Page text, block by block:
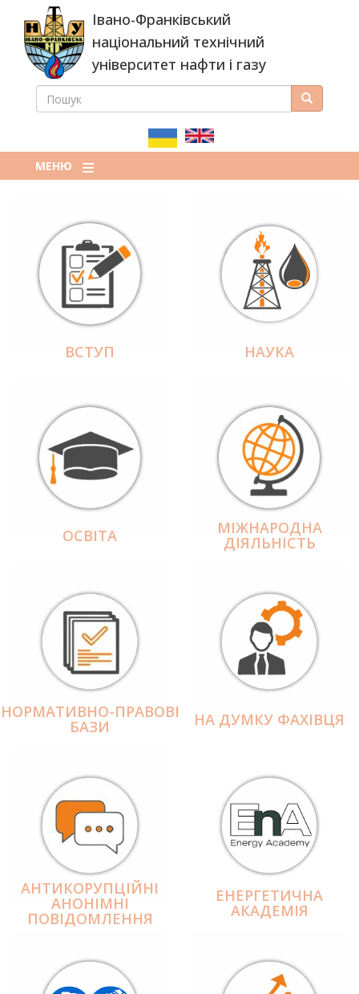
основного
вмісту
Івано-Франківський
національний технічний
університет нафти і газу
ПОШУКОВА
ПОШУК Пошук
МЕНЮ
ВСТУП НАУКА
ОСВІТА МІЖНАРОДНА
ДІЯЛЬНІCТЬ
НОРМАТИВНО-ПРАВОВІ
БАЗИ НА ДУМКУ ФАХІВЦЯ
АНТИКОРУПЦІЙНІ
АНОНІМНІ
ПОВІДОМЛЕННЯ
ЕНЕРГЕТИЧНА
АКАДЕМІЯ